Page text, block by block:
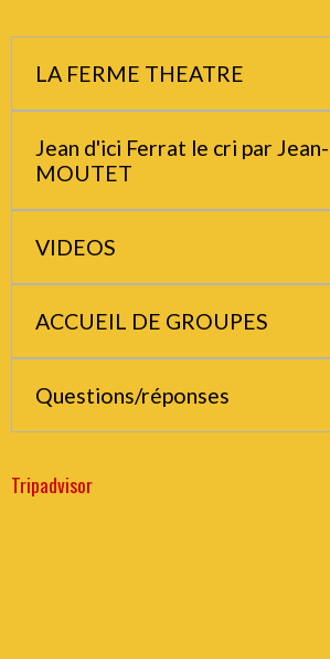
LA FERME THEATRE
Jean d'ici Ferrat le cri par
MOUTET
VIDEOS
ACCUEIL DE GROUPES
Questions/réponses
Tripadvisor